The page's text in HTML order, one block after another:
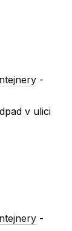
-
v ulici
-